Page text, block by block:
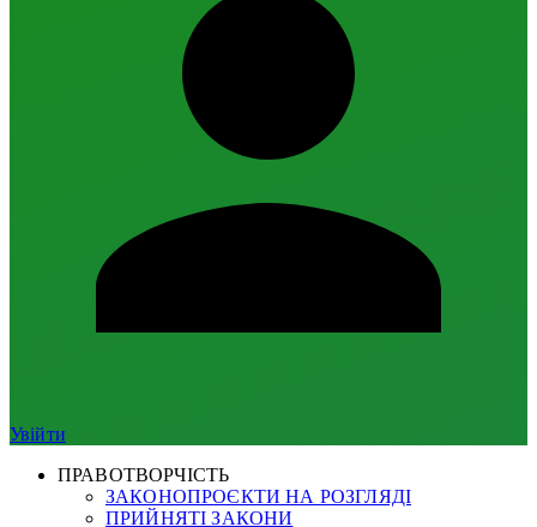
Увійти
ПРАВОТВОРЧІСТЬ
ЗАКОНОПРОЄКТИ НА РОЗГЛЯДІ
ПРИЙНЯТІ ЗАКОНИ